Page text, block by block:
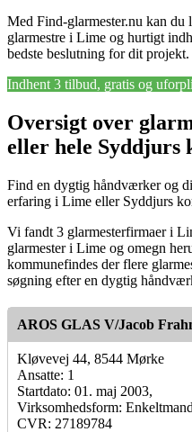
Med Find-glarmester.nu kan du
glarmestre i Lime og hurtigt
bedste beslutning for dit projekt.
Indhent 3 tilbud, gratis og
Oversigt over
eller hele Syddjurs
Find en dygtig håndværker og
erfaring i Lime eller Syddjurs
Vi fandt 3 glarmesterfirmaer i
glarmester i Lime og omegn
kommunefindes der flere
søgning efter en dygtig
AROS GLAS V/Jacob
Kløvevej 44, 8544 Mørke
Ansatte: 1
Startdato: 01. maj 2003,
Virksomhedsform:
CVR: 27189784